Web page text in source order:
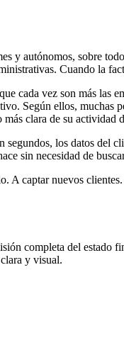
y autónomos, sobre
Cuando la
cada vez son más las
Según ellos, muchas
clara de su actividad
los datos
sin necesidad de
A captar nuevos
completa del
y visual.